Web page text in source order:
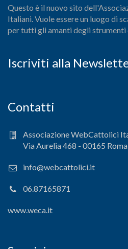
Questo è il nuovo sito
Italiani. Vuole essere un luogo di
per tutti gli amanti degli strumenti
Iscriviti alla
Contatti
Associazione WebCattolici
Via Aurelia 468 - 00165
info@webcattolici.it
06.87165871
www.weca.it